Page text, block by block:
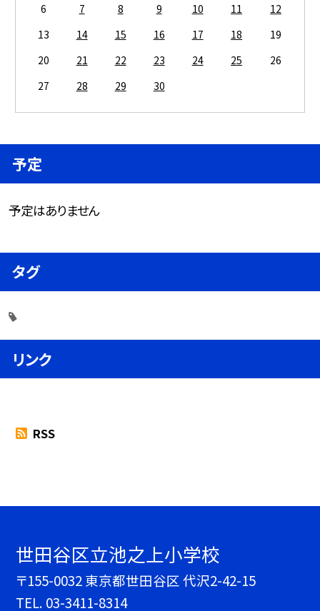
6
7 8 9 10 11
12
13
14 15 16 17 18
19
20
21 22 23 24 25
26
27
28 29 30
予定
予定はありません
タグ
リンク
RSS
世田谷区立池之上小学校
〒155-0032 東京都世田谷区 代沢2-42-15
TEL. 03-3411-8314